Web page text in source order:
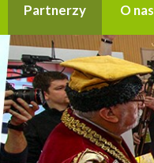
Partnerzy O nas